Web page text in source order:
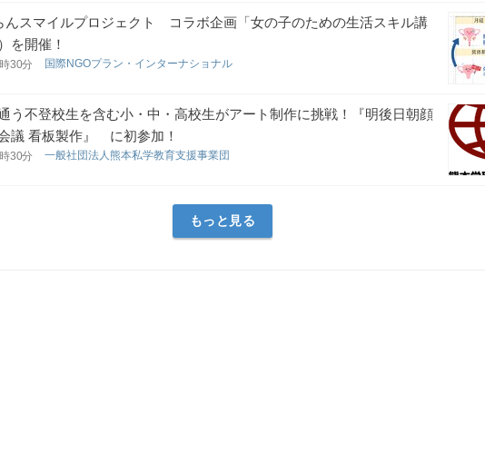
んスマイルプロジェクト コラボ企画「女の子のための生活スキル講
を開催！
30分 国際NGOプラン・インターナショナル
う不登校生を含む小・中・高校生がアート制作に挑戦！『明後日朝顔
議 看板製作』 に初参加！
30分 一般社団法人熊本私学教育支援事業団
もっと見る